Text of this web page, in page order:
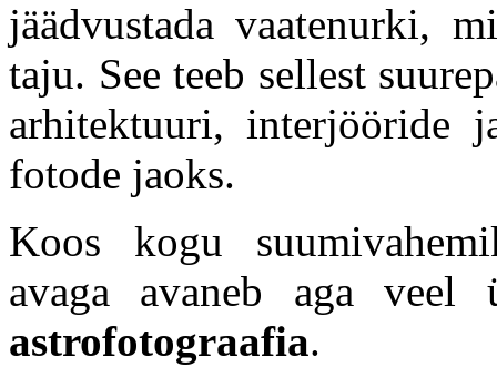
jäädvustada vaatenurki,
taju. See teeb sellest
arhitektuuri, interjööride
fotode jaoks.
Koos kogu
avaga avaneb aga veel
astrofotograafia.